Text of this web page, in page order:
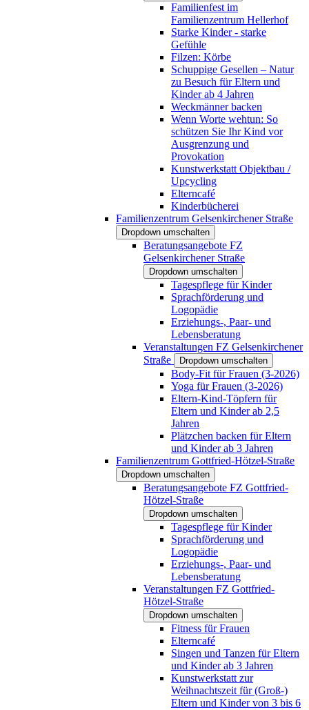
Familienfest im
Familienzentrum Hellerhof
Starke Kinder - starke
Gefühle
Filzen: Körbe
Schuppige Gesellen – Natur
zu Besuch für Eltern und
Kinder ab 4 Jahren
Weckmänner backen
Wenn Worte wehtun: So
schützen Sie Ihr Kind vor
Ausgrenzung und
Provokation
Kunstwerkstatt Objektbau /
Upcycling
Elterncafé
Kinderbücherei
Familienzentrum Gelsenkirchener Straße
Dropdown umschalten
Beratungsangebote FZ
Gelsenkirchener Straße
Dropdown umschalten
Tagespflege für Kinder
Sprachförderung und
Logopädie
Erziehungs-, Paar- und
Lebensberatung
Veranstaltungen FZ Gelsenkirchener
Straße
Dropdown umschalten
Body-Fit für Frauen (3-2026)
Yoga für Frauen (3-2026)
Eltern-Kind-Töpfern für
Eltern und Kinder ab 2,5
Jahren
Plätzchen backen für Eltern
und Kinder ab 3 Jahren
Familienzentrum Gottfried-Hötzel-Straße
Dropdown umschalten
Beratungsangebote FZ Gottfried-
Hötzel-Straße
Dropdown umschalten
Tagespflege für Kinder
Sprachförderung und
Logopädie
Erziehungs-, Paar- und
Lebensberatung
Veranstaltungen FZ Gottfried-
Hötzel-Straße
Dropdown umschalten
Fitness für Frauen
Elterncafé
Singen und Tanzen für Eltern
und Kinder ab 3 Jahren
Kunstwerkstatt zur
Weihnachtszeit für (Groß-)
Eltern und Kinder von 3 bis 6